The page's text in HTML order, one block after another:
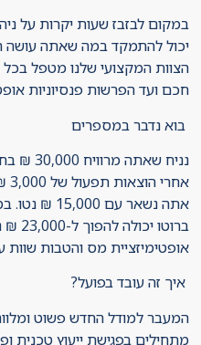
במקום לבזבז שעות יקרות על
יכול להתמקד במה שאתה עושה
הצוות המקצועי שלנו מטפל
חכם ועד הפרשות פנסיוניות
בוא נדבר במספרים
נניח
אתה נשאר
אופטימיזציית מס והטבות
איך זה עובד בפועל?
המעבר למודל החדש פשוט
מתחילים בפגישת ייעוץ טכנית